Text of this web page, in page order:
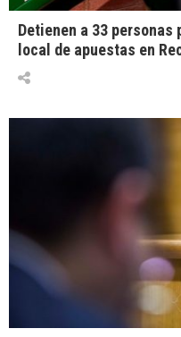
Detienen a 33
local de apuestas en